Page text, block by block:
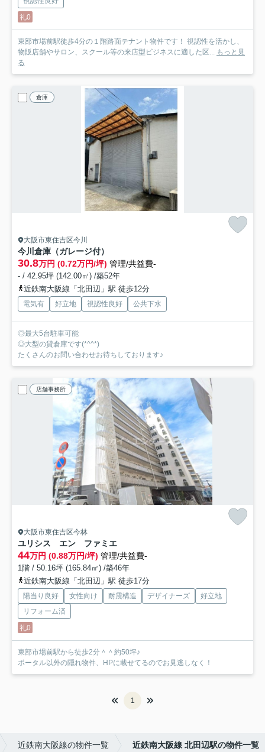
礼0
東部市場前駅徒歩4分の１階路面テナント物件です！ 視認性を活かし、
物販店舗やサロン、スクール等の来店型ビジネスに適した区... もっと見
る
倉庫
大阪市東住吉区今川
今川倉庫（ガレージ付）
30.8万円 (0.72万円/坪) 管理/共益費-
- / 42.95坪 (142.00㎡) /築52年
近鉄南大阪線「北田辺」駅 徒歩12分
電気有 好立地 視認性良好 公共下水
◎最大5台駐車可能
◎大型の貸倉庫です(*^^*)
たくさんのお問い合わせお待ちしております♪
店舗事務所
大阪市東住吉区今林
ユリシス エン ファミエ
44万円 (0.88万円/坪) 管理/共益費-
1階 / 50.16坪 (165.84㎡) /築46年
近鉄南大阪線「北田辺」駅 徒歩17分
陽当り良好 女性向け 耐震構造 デザイナーズ
好立地
リフォーム済
礼0
東部市場前駅から徒歩2分＾＾約50坪♪
ポータル以外の隠れ物件、HPに載せてるのでお見逃しなく！
1
近鉄南大阪線の物件一覧 近鉄南大阪線 北田辺駅の物件一覧